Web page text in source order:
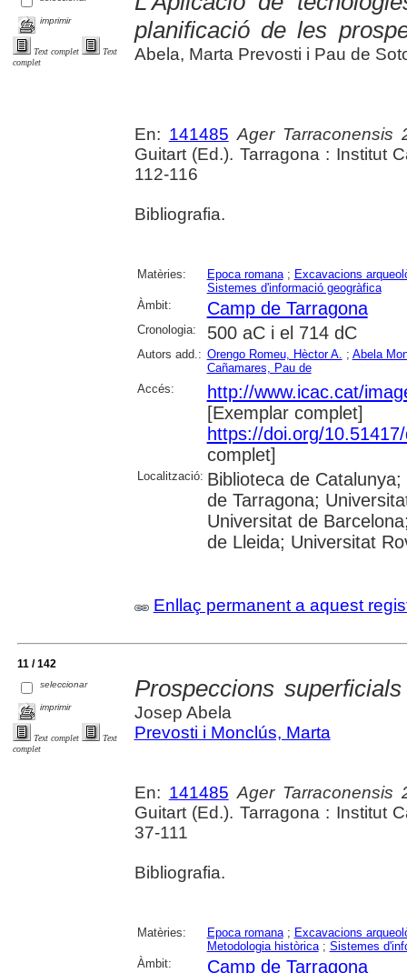
imprimir
Text complet
Text
complet
planificació de les
Abela, Marta Prevosti i Pau de
En: 141485 Ager Tarraconensis
Guitart (Ed.). Tarragona : Institut
112-116
Bibliografia.
Matèries: Epoca romana; Excavacions
Sistemes d'informació geogràfica
Àmbit:
Camp de Tarragona
Cronologia: 500 aC i el 714 dC
Autors add.: Orengo Romeu, Hèctor A. ; Abela
Cañamares, Pau de
Accés:
http://www.icac.cat/
[Exemplar complet]
https://doi.org/
complet]
Localització: Biblioteca de
de Tarragona;
Universitat de
de Lleida; Universitat
Enllaç permanent a aquest
11 / 142
seleccionar
imprimir
Text complet
Text
complet
Prospeccions
Josep Abela
Prevosti i Monclús, Marta
En: 141485 Ager Tarraconensis
Guitart (Ed.). Tarragona : Institut
37-111
Bibliografia.
Matèries: Epoca romana; Excavacions
Metodologia històrica; Sistemes
Àmbit:
Camp de Tarragona